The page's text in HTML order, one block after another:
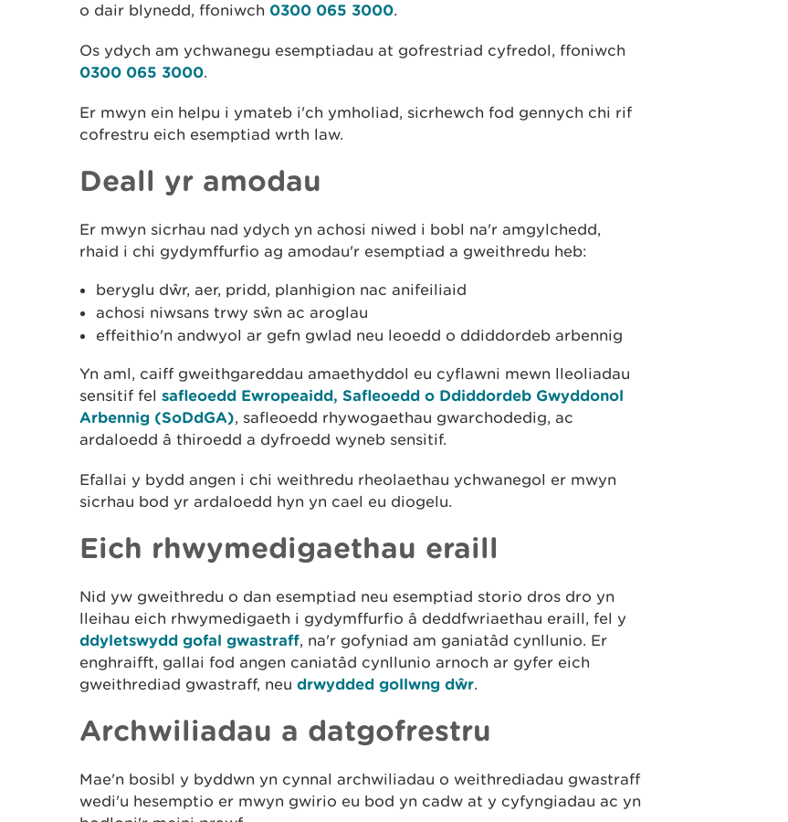
o dair blynedd, ffoniwch 0300 065 3000.
Os ydych am ychwanegu esemptiadau at gofrestriad cyfredol, ffoniwch
0300 065 3000.
Er mwyn ein helpu i ymateb i'ch ymholiad, sicrhewch fod gennych chi rif
cofrestru eich esemptiad wrth law.
Deall yr amodau
Er mwyn sicrhau nad ydych yn achosi niwed i bobl na'r amgylchedd,
rhaid i chi gydymffurfio ag amodau'r esemptiad a gweithredu heb:
beryglu dŵr, aer, pridd, planhigion nac anifeiliaid
achosi niwsans trwy sŵn ac aroglau
effeithio'n andwyol ar gefn gwlad neu leoedd o ddiddordeb arbennig
Yn aml, caiff gweithgareddau amaethyddol eu cyflawni mewn lleoliadau
sensitif fel safleoedd Ewropeaidd, Safleoedd o Ddiddordeb Gwyddonol
Arbennig (SoDdGA), safleoedd rhywogaethau gwarchodedig, ac
ardaloedd â thiroedd a dyfroedd wyneb sensitif.
Efallai y bydd angen i chi weithredu rheolaethau ychwanegol er mwyn
sicrhau bod yr ardaloedd hyn yn cael eu diogelu.
Eich rhwymedigaethau eraill
Nid yw gweithredu o dan esemptiad neu esemptiad storio dros dro yn
lleihau eich rhwymedigaeth i gydymffurfio â deddfwriaethau eraill, fel y
ddyletswydd gofal gwastraff, na'r gofyniad am ganiatâd cynllunio. Er
enghraifft, gallai fod angen caniatâd cynllunio arnoch ar gyfer eich
gweithrediad gwastraff, neu drwydded gollwng dŵr.
Archwiliadau a datgofrestru
Mae'n bosibl y byddwn yn cynnal archwiliadau o weithrediadau gwastraff
wedi'u hesemptio er mwyn gwirio eu bod yn cadw at y cyfyngiadau ac yn